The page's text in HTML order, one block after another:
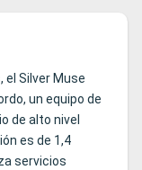
el Silver Muse
un equipo de
de alto nivel
es de 1,4
servicios